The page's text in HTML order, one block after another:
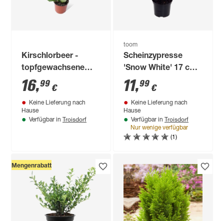
Kirschlorbeer -
topfgewachsene
Ware
16,99 €
Keine Lieferung nach
Hause
Verfügbar in Troisdorf
toom
Scheinzypresse
'Snow White' 17 cm
Topf
11,99 €
Keine Lieferung nach
Hause
Verfügbar in Troisdorf
Nur wenige verfügbar
(1)
Mengenrabatt